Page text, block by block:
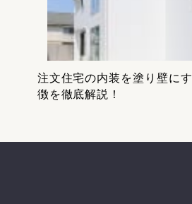
注文住宅の内装を塗り壁に
徴を徹底解説！